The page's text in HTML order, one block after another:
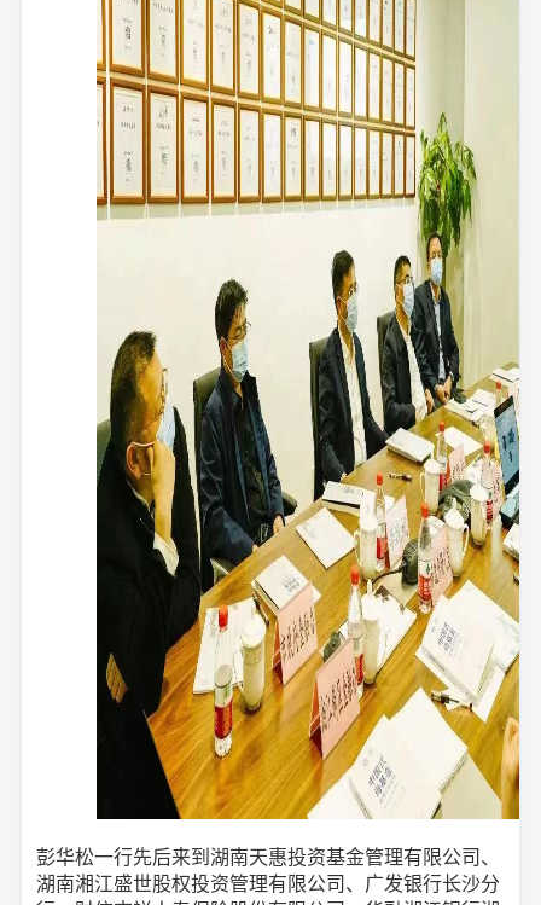
彭华松一行先后来到湖南天惠投资基金管理有限公司、
湖南湘江盛世股权投资管理有限公司、广发银行长沙分